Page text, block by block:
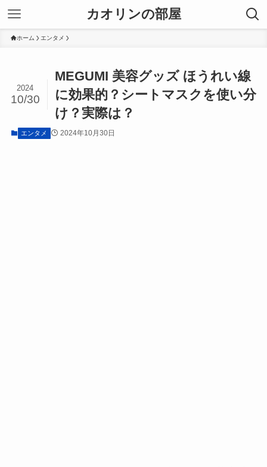
カオリンの部屋
ホーム エンタメ
MEGUMI 美容グッズ ほうれい線
に効果的？シートマスクを使い分
け？実際は？
2024
10/30
エンタメ 2024年10月30日